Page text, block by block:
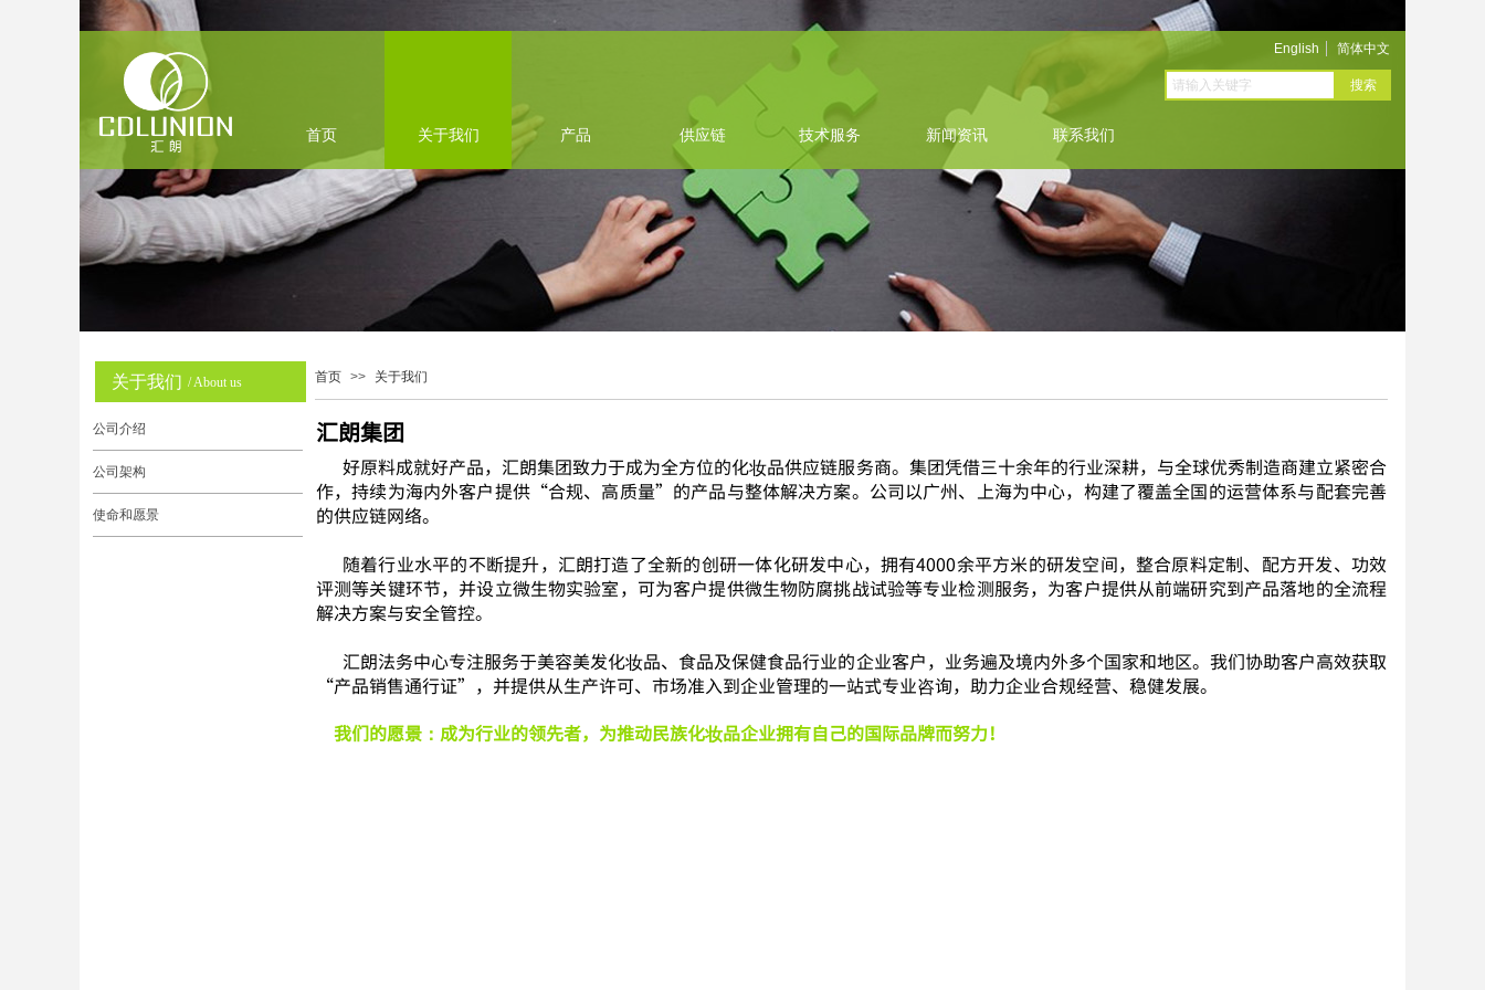
首页 关于我们 产品 供应链 技术服务 新闻资讯 联系我们
搜索
English 简体中文
关于我们 首页 >> 关于我们
关于我们 / About us
公司介绍
公司架构
使命和愿景
汇朗集团
好原料成就好产品，汇朗集团致力于成为全方位的化妆品供应链服务商。集团凭借三十余年的行业深耕，与全球优秀制造商建立紧密合
作，持续为海内外客户提供“合规、高质量”的产品与整体解决方案。公司以广州、上海为中心，构建了覆盖全国的运营体系与配套完善
的供应链网络。
随着行业水平的不断提升，汇朗打造了全新的创研一体化研发中心，拥有4000余平方米的研发空间，整合原料定制、配方开发、功效
评测等关键环节，并设立微生物实验室，可为客户提供微生物防腐挑战试验等专业检测服务，为客户提供从前端研究到产品落地的全流程
解决方案与安全管控。
汇朗法务中心专注服务于美容美发化妆品、食品及保健食品行业的企业客户，业务遍及境内外多个国家和地区。我们协助客户高效获取
“产品销售通行证”，并提供从生产许可、市场准入到企业管理的一站式专业咨询，助力企业合规经营、稳健发展。
我们的愿景：成为行业的领先者，为推动民族化妆品企业拥有自己的国际品牌而努力！